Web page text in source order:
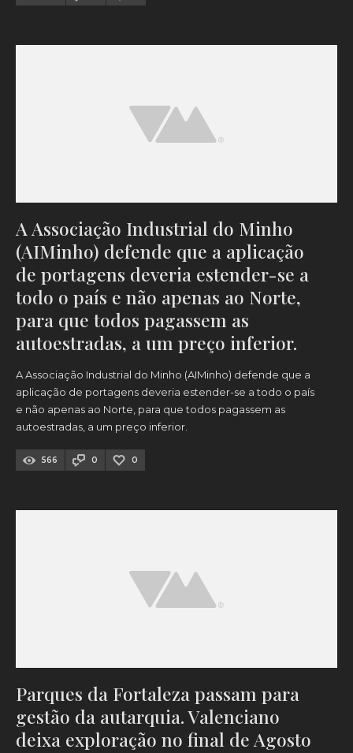
A Associação Industrial do Minho
(AIMinho) defende que a aplicação
de portagens deveria estender-se a
todo o país e não apenas ao Norte,
para que todos pagassem as
autoestradas, a um preço inferior.
A Associação Industrial do Minho (AIMinho) defende que a
aplicação de portagens deveria estender-se a todo o país
e não apenas ao Norte, para que todos pagassem as
autoestradas, a um preço inferior.
566 0 0
Parques da Fortaleza passam para
gestão da autarquia. Valenciano
deixa exploração no final de Agosto